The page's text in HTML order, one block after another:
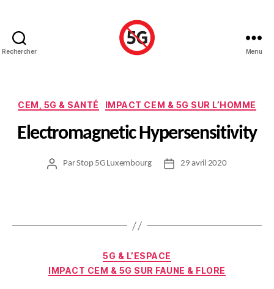
Rechercher
Luxembourg
Menu
Catégories
CEM, 5G & SANTÉ IMPACT CEM & 5G SUR L’HOMME
Electromagnetic Hypersensitivity
Auteur
ParStop 5G Luxembourg
Date29 avril 2020
Catégories
5G & L’ESPACE
IMPACT CEM & 5G SUR FAUNE & FLORE